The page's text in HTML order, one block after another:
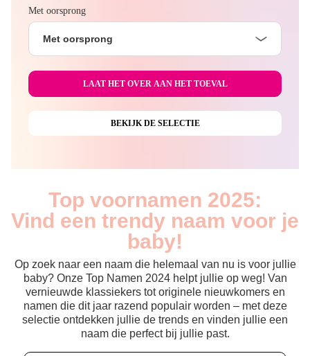
Met oorsprong
Met oorsprong
Top voornamen 2025:
Vind een trendy naam voor je
baby!
Op zoek naar een naam die helemaal van nu is voor jullie
baby? Onze Top Namen 2024 helpt jullie op weg! Van
vernieuwde klassiekers tot originele nieuwkomers en
namen die dit jaar razend populair worden – met deze
selectie ontdekken jullie de trends en vinden jullie een
naam die perfect bij jullie past.